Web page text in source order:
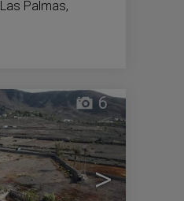
Las Palmas,
>
6